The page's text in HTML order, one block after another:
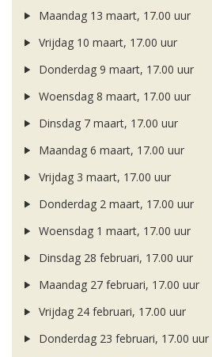
Maandag 13 maart, 17.00 uur
Vrijdag 10 maart, 17.00 uur
Donderdag 9 maart, 17.00 uur
Woensdag 8 maart, 17.00 uur
Dinsdag 7 maart, 17.00 uur
Maandag 6 maart, 17.00 uur
Vrijdag 3 maart, 17.00 uur
Donderdag 2 maart, 17.00 uur
Woensdag 1 maart, 17.00 uur
Dinsdag 28 februari, 17.00 uur
Maandag 27 februari, 17.00 uur
Vrijdag 24 februari, 17.00 uur
Donderdag 23 februari, 17.00 uur